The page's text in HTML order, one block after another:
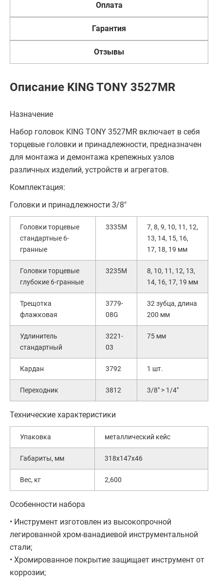
Оплата
Гарантия
Отзывы
Описание KING TONY 3527MR
Назначение
Набор головок KING TONY 3527MR включает в себя
торцевые головки и принадлежности, предназначен
для монтажа и демонтажа крепежных узлов
различных изделий, устройств и агрегатов.
Комплектация:
Головки и принадлежности 3/8"
Головки торцевые
стандартные 6-
гранные
3335M
7, 8, 9, 10, 11, 12,
13, 14, 15, 16,
17, 18, 19 мм
Головки торцевые
глубокие 6-гранные
3235M
8, 10, 11, 12, 13,
14, 16, 17, 19 мм
Трещотка
флажковая
3779-
08G
32 зубца, длина
200 мм
Удлинитель
стандартный
3221-
03
75 мм
Кардан 3792 1 шт.
Переходник 3812 3/8" > 1/4"
Технические характеристики
Упаковка металлический кейс
Габариты, мм 318х147х46
Вес, кг 2,600
Особенности набора
• Инструмент изготовлен из высокопрочной
легированной хром-ванадиевой инструментальной
стали;
• Хромированное покрытие защищает инструмент от
коррозии;